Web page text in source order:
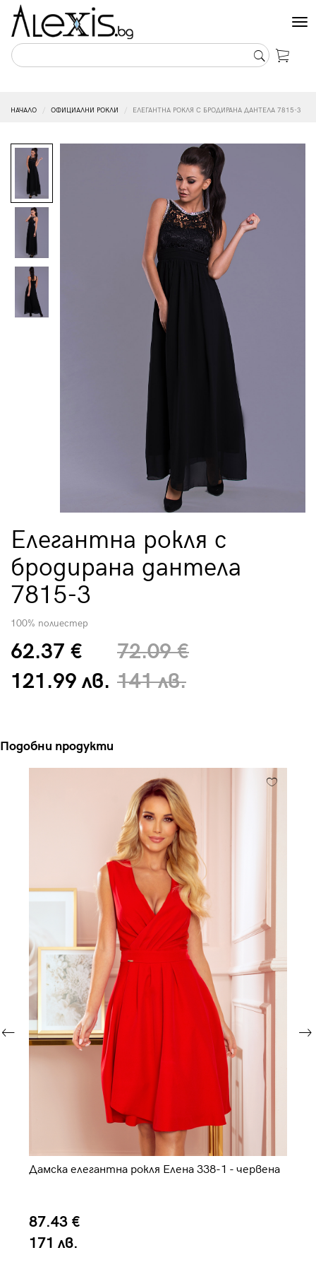
НАЧАЛО ОФИЦИАЛНИ РОКЛИ ЕЛЕГАНТНА РОКЛЯ С БРОДИРАНА ДАНТЕЛА 7815-3
Елегантна рокля с
бродирана дантела
7815-3
100% полиестер
62.37 €
121.99 лв.
72.09 €
141 лв.
Подобни продукти
Дамска елегантна рокля Елена 338-1 - червена
87.43 €
171 лв.